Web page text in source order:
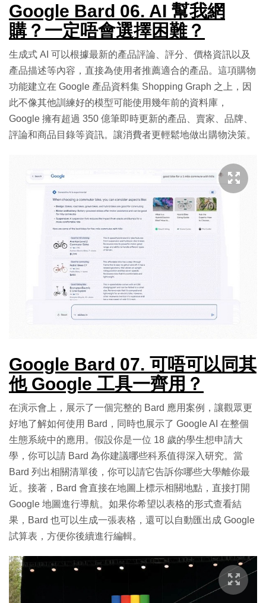
Google Bard 06. AI 幫我網
購？一定唔會選擇困難？
生成式 AI 可以根據最新的產品評論、評分、價格資訊以及
產品描述等內容，直接為使用者推薦適合的產品。這項購物
功能建立在 Google 產品資料集 Shopping Graph 之上，因
此不像其他訓練好的模型可能使用幾年前的資料庫，
Google 擁有超過 350 億筆即時更新的產品、賣家、品牌、
評論和商品目錄等資訊。讓消費者更輕鬆地做出購物決策。
Google Bard 07. 可唔可以同其
他 Google 工具一齊用？
在演示會上，展示了一個完整的 Bard 應用案例，讓觀眾更
好地了解如何使用 Bard，同時也展示了 Google AI 在整個
生態系統中的應用。假設你是一位 18 歲的學生想申請大
學，你可以請 Bard 為你建議哪些科系值得深入研究。當
Bard 列出相關清單後，你可以請它告訴你哪些大學離你最
近。接著，Bard 會直接在地圖上標示相關地點，直接打開
Google 地圖進行導航。如果你希望以表格的形式查看結
果，Bard 也可以生成一張表格，還可以自動匯出成 Google
試算表，方便你後續進行編輯。